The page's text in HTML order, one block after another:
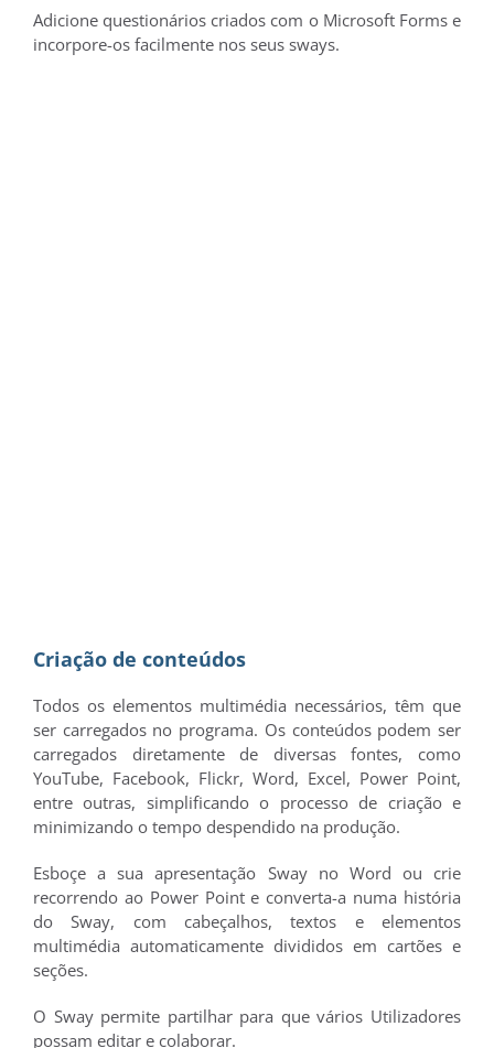
Adicione questionários criados com o Microsoft Forms e
incorpore-os facilmente nos seus sways.
Criação de conteúdos
Todos os elementos multimédia necessários, têm que
ser carregados no programa. Os conteúdos podem ser
carregados diretamente de diversas fontes, como
YouTube, Facebook, Flickr, Word, Excel, Power Point,
entre outras, simplificando o processo de criação e
minimizando o tempo despendido na produção.
Esboçe a sua apresentação Sway no Word ou crie
recorrendo ao Power Point e converta-a numa história
do Sway, com cabeçalhos, textos e elementos
multimédia automaticamente divididos em cartões e
seções.
O Sway permite partilhar para que vários Utilizadores
possam editar e colaborar.